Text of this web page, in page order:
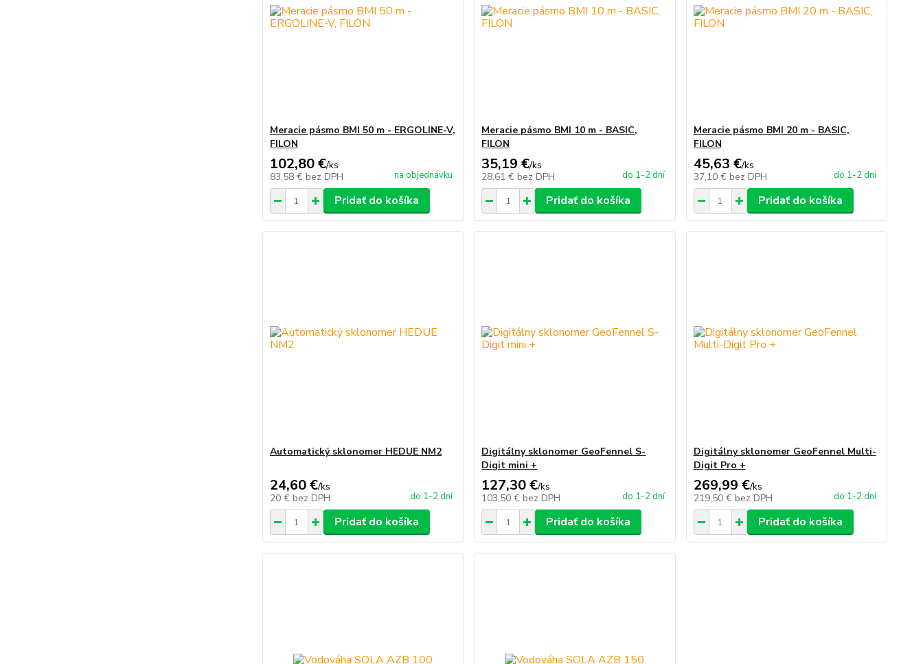
Meracie pásmo BMI 50 m - ERGOLINE-V,
FILON
102,80 €/ks
83,58 € bez DPH na objednávku
Pridať do košíka
Meracie pásmo BMI 10 m - BASIC,
FILON
35,19 €/ks
28,61 € bez DPH do 1-2 dní
Pridať do košíka
Meracie pásmo BMI 20 m - BASIC,
FILON
45,63 €/ks
37,10 € bez DPH do 1-2 dní
Pridať do košíka
Automatický sklonomer HEDUE NM2
24,60 €/ks
20 € bez DPH do 1-2 dní
Pridať do košíka
Digitálny sklonomer GeoFennel S-
Digit mini +
127,30 €/ks
103,50 € bez DPH do 1-2 dní
Pridať do košíka
Digitálny sklonomer GeoFennel Multi-
Digit Pro +
269,99 €/ks
219,50 € bez DPH do 1-2 dní
Pridať do košíka